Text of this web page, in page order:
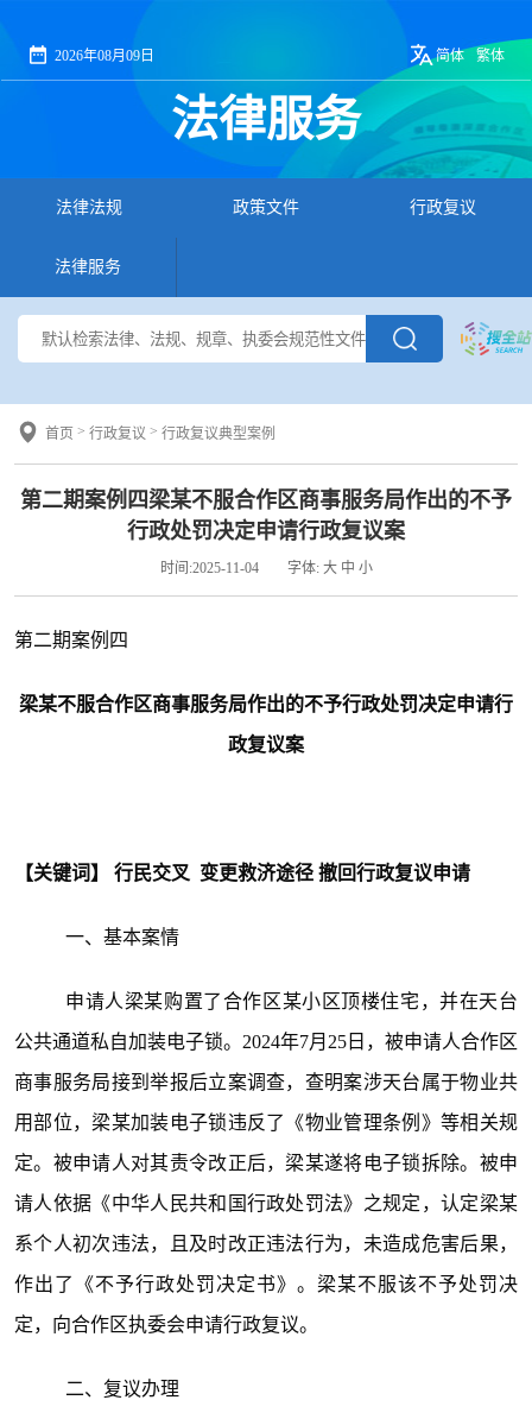
法律服务
2026年08月09日 简体 繁体
法律法规 政策文件 行政复议
法律服务
首页 > 行政复议 > 行政复议典型案例
第二期案例四梁某不服合作区商事服务局作出的不予
行政处罚决定申请行政复议案
时间:2025-11-04 字体: 大 中 小
第二期案例四
梁某不服合作区商事服务局作出的不予行政处罚决定申请行
政复议案
【关键词】 行民交叉 变更救济途径 撤回行政复议申请
一、基本案情
申请人梁某购置了合作区某小区顶楼住宅，并在天台
公共通道私自加装电子锁。2024年7月25日，被申请人合作区
商事服务局接到举报后立案调查，查明案涉天台属于物业共
用部位，梁某加装电子锁违反了《物业管理条例》等相关规
定。被申请人对其责令改正后，梁某遂将电子锁拆除。被申
请人依据《中华人民共和国行政处罚法》之规定，认定梁某
系个人初次违法，且及时改正违法行为，未造成危害后果，
作出了《不予行政处罚决定书》。梁某不服该不予处罚决
定，向合作区执委会申请行政复议。
二、复议办理